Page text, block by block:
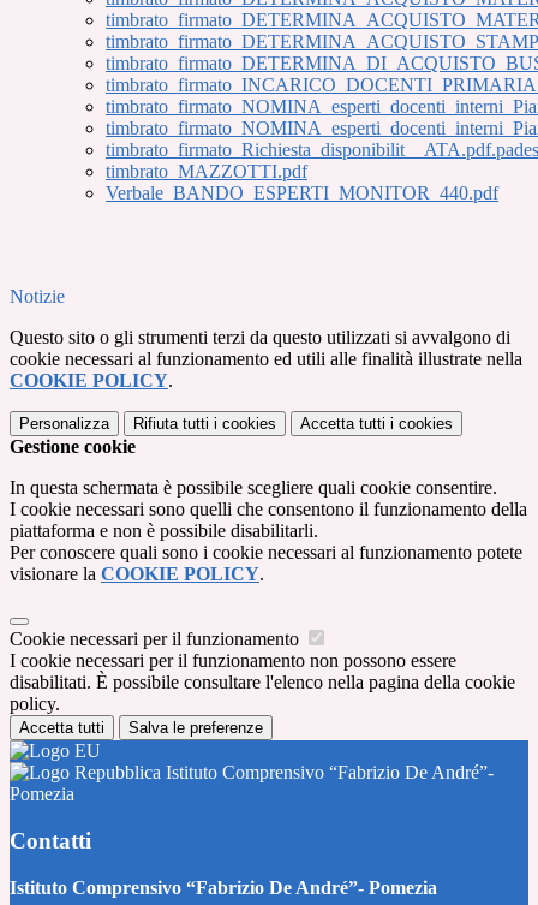
timbrato_MAZZOTTI.pdf
Verbale_BANDO_ESPERTI_MONITOR_440.pdf
Notizie
Questo sito o gli strumenti terzi da questo utilizzati si avvalgono di
cookie necessari al funzionamento ed utili alle finalità illustrate nella
COOKIE POLICY.
Personalizza Rifiuta tutti i cookies Accetta tutti i cookies
Gestione cookie
In questa schermata è possibile scegliere quali cookie consentire.
I cookie necessari sono quelli che consentono il funzionamento della
piattaforma e non è possibile disabilitarli.
Per conoscere quali sono i cookie necessari al funzionamento potete
visionare la COOKIE POLICY.
Cookie necessari per il funzionamento
I cookie necessari per il funzionamento non possono essere
disabilitati. È possibile consultare l'elenco nella pagina della cookie
policy.
Accetta tutti Salva le preferenze
Istituto Comprensivo “Fabrizio De André”-
Pomezia
Contatti
Istituto Comprensivo “Fabrizio De André”- Pomezia